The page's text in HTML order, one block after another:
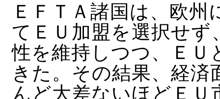
ＥＦＴＡ諸国は、欧
てＥＵ加盟を選択せず
性を維持しつつ、ＥＵ
きた。その結果、経
んど大差ないほどＥ